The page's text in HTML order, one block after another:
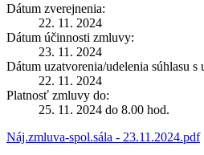
Dátum zverejnenia:
22. 11. 2024
Dátum účinnosti zmluvy:
23. 11. 2024
Dátum uzatvorenia/udelenia súhlasu
22. 11. 2024
Platnosť zmluvy do:
25. 11. 2024 do 8.00 hod.
Náj.zmluva-spol.sála - 23.11.2024.pdf